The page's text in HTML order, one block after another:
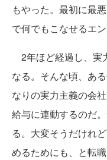
もやった。最初に最
で何でもこなせるエ
2年ほど経過し、実
なる。そんな頃、あ
なりの実力主義の会
給与に連動するのだ
る。大変そうだけれ
めるためにも、と転職